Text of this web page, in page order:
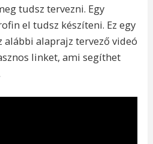
tudsz tervezni. Egy
el tudsz készíteni. Ez egy
alábbi alaprajz tervező videó
linket, ami segíthet